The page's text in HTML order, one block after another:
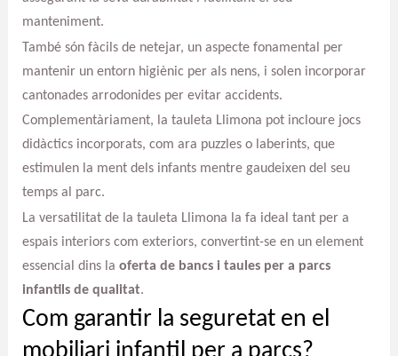
manteniment.
També són fàcils de netejar, un aspecte fonamental per
mantenir un entorn higiènic per als nens, i solen incorporar
cantonades arrodonides per evitar accidents.
Complementàriament, la tauleta Llimona pot incloure jocs
didàctics incorporats, com ara puzzles o laberints, que
estimulen la ment dels infants mentre gaudeixen del seu
temps al parc.
La versatilitat de la tauleta Llimona la fa ideal tant per a
espais interiors com exteriors, convertint-se en un element
essencial dins la oferta de bancs i taules per a parcs
infantils de qualitat.
Com garantir la seguretat en el